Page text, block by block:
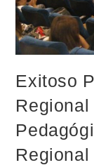
Exitoso